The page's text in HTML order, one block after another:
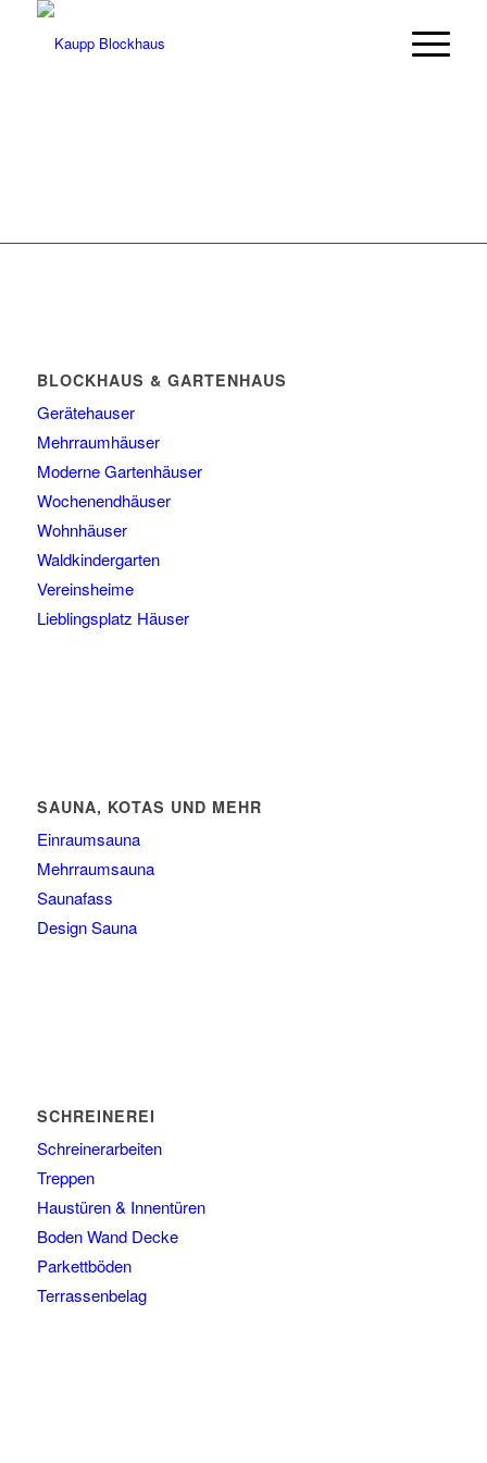
BLOCKHAUS & GARTENHAUS
Gerätehauser
Mehrraumhäuser
Moderne Gartenhäuser
Wochenendhäuser
Wohnhäuser
Waldkindergarten
Vereinsheime
Lieblingsplatz Häuser
SAUNA, KOTAS UND MEHR
Einraumsauna
Mehrraumsauna
Saunafass
Design Sauna
SCHREINEREI
Schreinerarbeiten
Treppen
Haustüren & Innentüren
Boden Wand Decke
Parkettböden
Terrassenbelag